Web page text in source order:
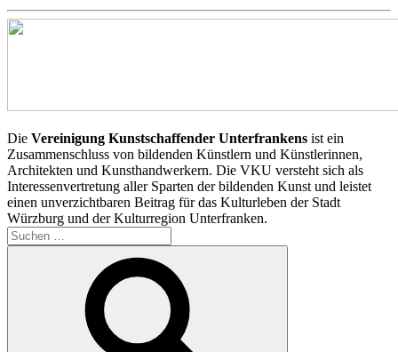
Die Vereinigung Kunstschaffender Unterfrankens ist ein
Zusammenschluss von bildenden Künstlern und Künstlerinnen,
Architekten und Kunsthandwerkern. Die VKU versteht sich als
Interessenvertretung aller Sparten der bildenden Kunst und leistet
einen unverzichtbaren Beitrag für das Kulturleben der Stadt
Würzburg und der Kulturregion Unterfranken.
Suchen
nach: